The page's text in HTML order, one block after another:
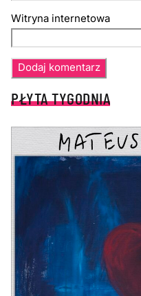
Witryna internetowa
PŁYTA TYGODNIA